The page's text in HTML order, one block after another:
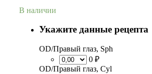
В наличии
Укажите данные рецепта
OD/Правый глаз, Sph
0 ₽
OD/Правый глаз, Cyl